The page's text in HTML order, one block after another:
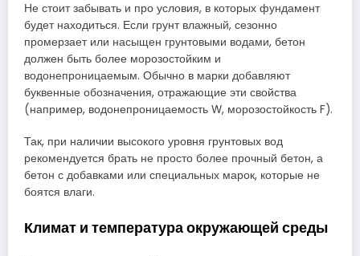
Не стоит забывать и про условия, в которых фундамент
будет находиться. Если грунт влажный, сезонно
промерзает или насыщен грунтовыми водами, бетон
должен быть более морозостойким и
водонепроницаемым. Обычно в марки добавляют
буквенные обозначения, отражающие эти свойства
(например, водонепроницаемость W, морозостойкость F).
Так, при наличии высокого уровня грунтовых вод
рекомендуется брать не просто более прочный бетон, а
бетон с добавками или специальных марок, которые не
боятся влаги.
Климат и температура окружающей среды